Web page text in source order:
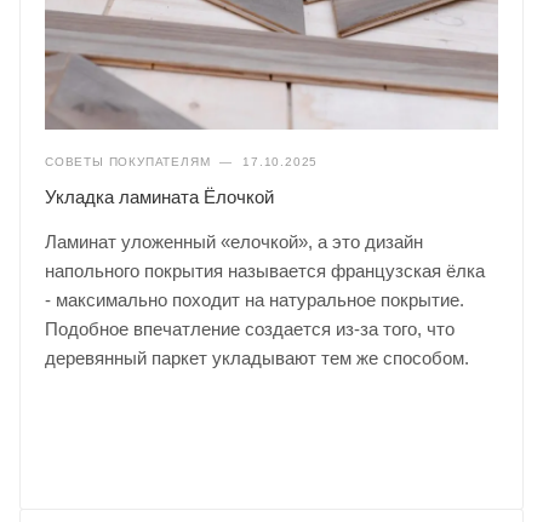
СОВЕТЫ ПОКУПАТЕЛЯМ — 17.10.2025
Укладка ламината Ёлочкой
Ламинат уложенный «елочкой», а это дизайн
напольного покрытия называется французская ёлка
- максимально походит на натуральное покрытие.
Подобное впечатление создается из-за того, что
деревянный паркет укладывают тем же способом.